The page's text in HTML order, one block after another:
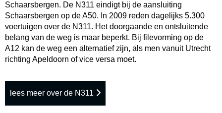
Schaarsbergen. De N311 eindigt bij de aansluiting
Schaarsbergen op de A50. In 2009 reden dagelijks 5.300
voertuigen over de N311. Het doorgaande en ontsluitende
belang van de weg is maar beperkt. Bij filevorming op de
A12 kan de weg een alternatief zijn, als men vanuit Utrecht
richting Apeldoorn of vice versa moet.
lees meer over de N311